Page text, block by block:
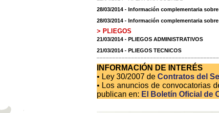
28/03/2014 - Información complementaria
28/03/2014 - Información complementaria
> PLIEGOS
21/03/2014 - PLIEGOS ADMINISTRATIVOS
21/03/2014 - PLIEGOS TECNICOS
INFORMACIÓN DE INTERÉS
• Ley 30/2007 deContratos del
• Los anuncios de convocatorias
publican en: El Boletín Oficial de